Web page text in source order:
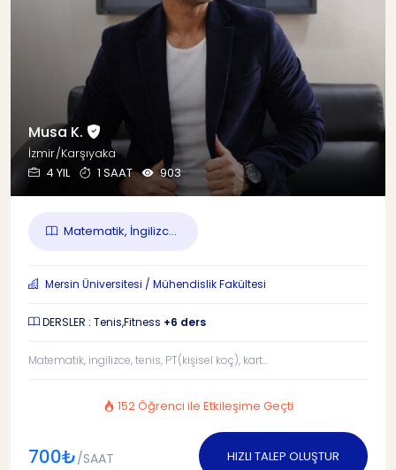
Musa K.
İzmir/Karşıyaka
4 YIL
1 SAAT 903
Matematik, İngilizc...
Mersin Üniversitesi / Mühendislik Fakültesi
DERSLER : Tenis,Fitness +6 ders
Matematik, ingilizce, tenis, PT(kişisel koç), kart...
152 Öğrenci ile Etkileşime Geçti
700₺/SAAT HIZLI TALEP OLUŞTUR